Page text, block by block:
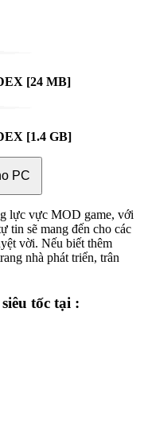
[24 MB]
[1.4 GB]
PC
lực vực MOD game, với
tin sẽ mang đến cho các
vời. Nếu biết thêm
nhà phát triển, trân
siêu tốc tại :